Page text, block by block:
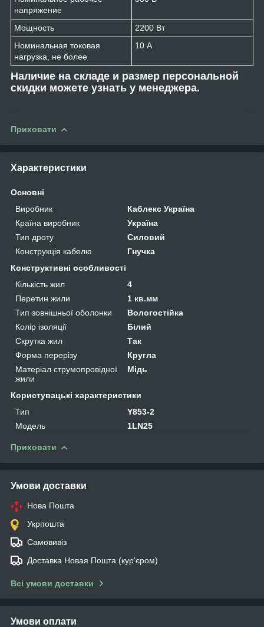
напряжение
Мощность
2200 Вт
Номинальная токовая
нагрузка, не более
10 А
Наличие на складе и размер персональной
скидки можете узнать у менеджера.
Приховати
Характеристики
Основні
Виробник
Каблекс Україна
Країна виробник
Україна
Тип дроту
Силовий
Конструкція кабелю
Гнучка
Конструктивні особливості
Кількість жил
4
Перетин жили
1 кв.мм
Тип зовнішньої оболонки
Вологостійка
Колір ізоляції
Білий
Скрутка жил
Так
Форма перерізу
Кругла
Матеріал струмопровідної
жили
Мідь
Користувацькі характеристики
Тип
Y853-2
Мoдель
1LN25
Приховати
Умови доставки
Нова Пошта
Укрпошта
Самовивіз
Доставка Новая Пошта (кур'єром)
Всі умови доставки
Умови оплати